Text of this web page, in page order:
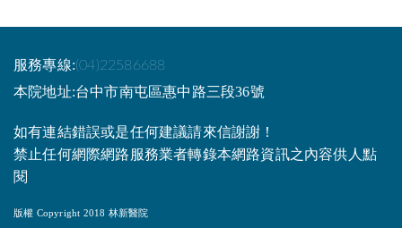
服務專線:(04)22586688
本院地址:台中市南屯區惠中路三段36號
如有連結錯誤或是任何建議請來信謝謝！
禁止任何網際網路服務業者轉錄本網路資訊之內容供人點
閱
版權 Copyright 2018 林新醫院